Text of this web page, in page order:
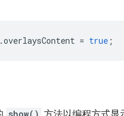
.overlaysContent = true ;